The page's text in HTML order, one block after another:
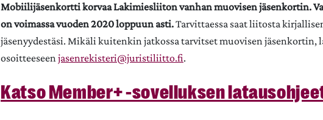
Mobiilijäsenkortti korvaa Lakimiesliiton vanhan muovisen jäsenkortin.
on voimassa vuoden 2020 loppuun asti.Tarvittaessa saat liitosta
jäsenyydestäsi. Mikäli kuitenkin jatkossa tarvitset muovisen jäsenkortin,
osoitteeseenjasenrekisteri@juristiliitto.fi.
Katso Member+ -sovelluksen